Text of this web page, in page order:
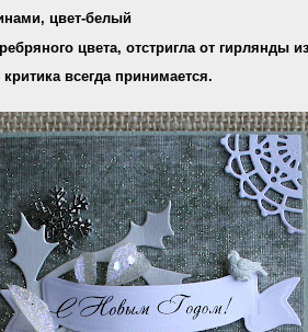
цвет-белый
цвета, отстригла от гирлянды
всегда принимается.